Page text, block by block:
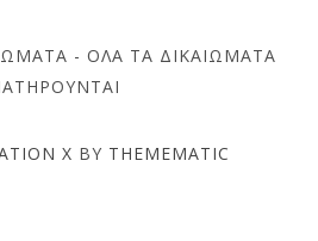
- ΌΛΑ ΤΑ ΔΙΚΑΙΏΜΑΤΑ
X BY THEMEMATIC